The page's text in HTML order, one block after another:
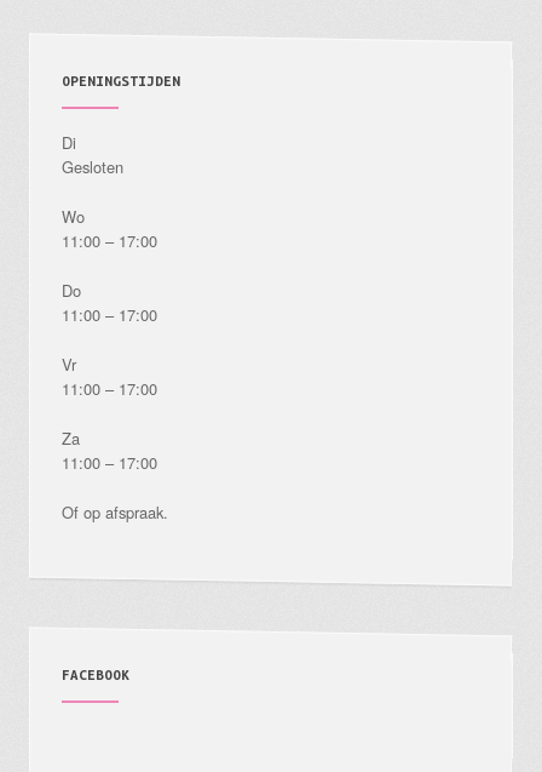
OPENINGSTIJDEN
Di
Gesloten
Wo
11:00 – 17:00
Do
11:00 – 17:00
Vr
11:00 – 17:00
Za
11:00 – 17:00
Of op afspraak.
FACEBOOK